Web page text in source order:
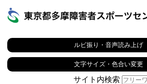
ルビ振り・音声読み上げ
文字サイズ・色合い変更
サイト内検索